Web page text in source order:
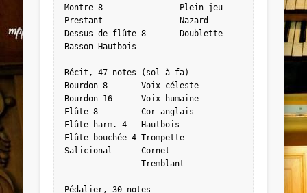
Montre 8	        Plein-jeu
Prestant	        Nazard
Dessus de flûte 8	Doublette
Basson-Hautbois
Récit, 47 notes (sol à fa)
Bourdon 8	Voix céleste
Bourdon 16	Voix humaine
Flûte 8	        Cor anglais
Flûte harm. 4	Hautbois
Flûte bouchée 4	Trompette
Salicional	Cornet
		Tremblant
Pédalier, 30 notes